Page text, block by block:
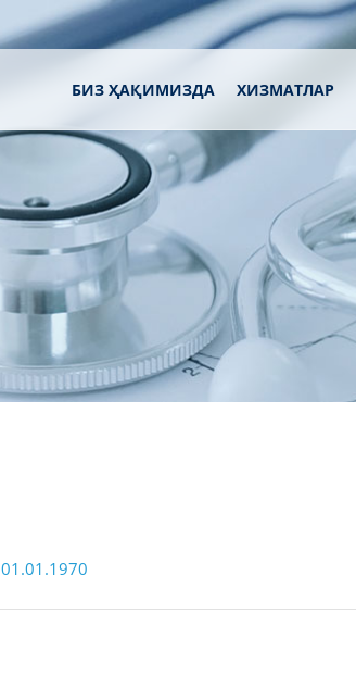
БИЗ ҲАҚИМИЗДА XИЗМАТЛАР
01.01.1970